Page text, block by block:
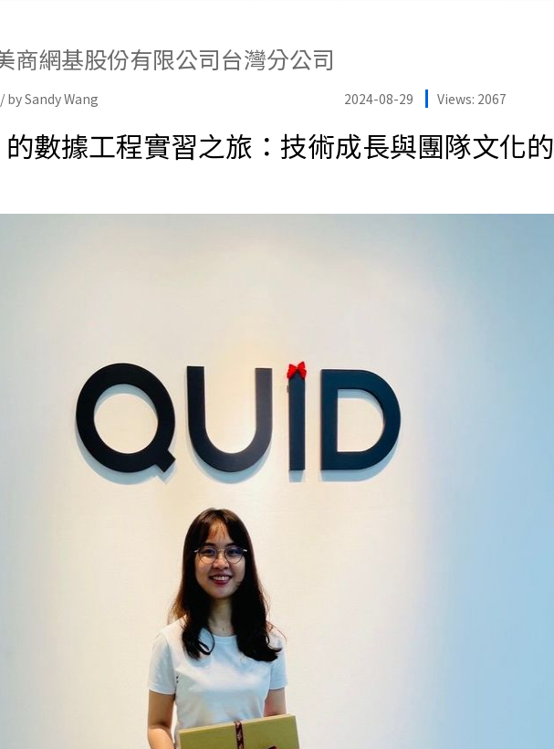
商網基股份有限公司台灣分公司
by Sandy Wang 2024-08-29 Views: 2067
數據工程實習之旅：技術成長與團隊文化的